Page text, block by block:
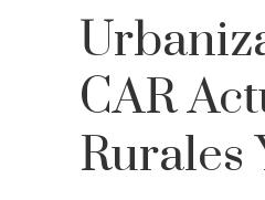
CAR
Rurales